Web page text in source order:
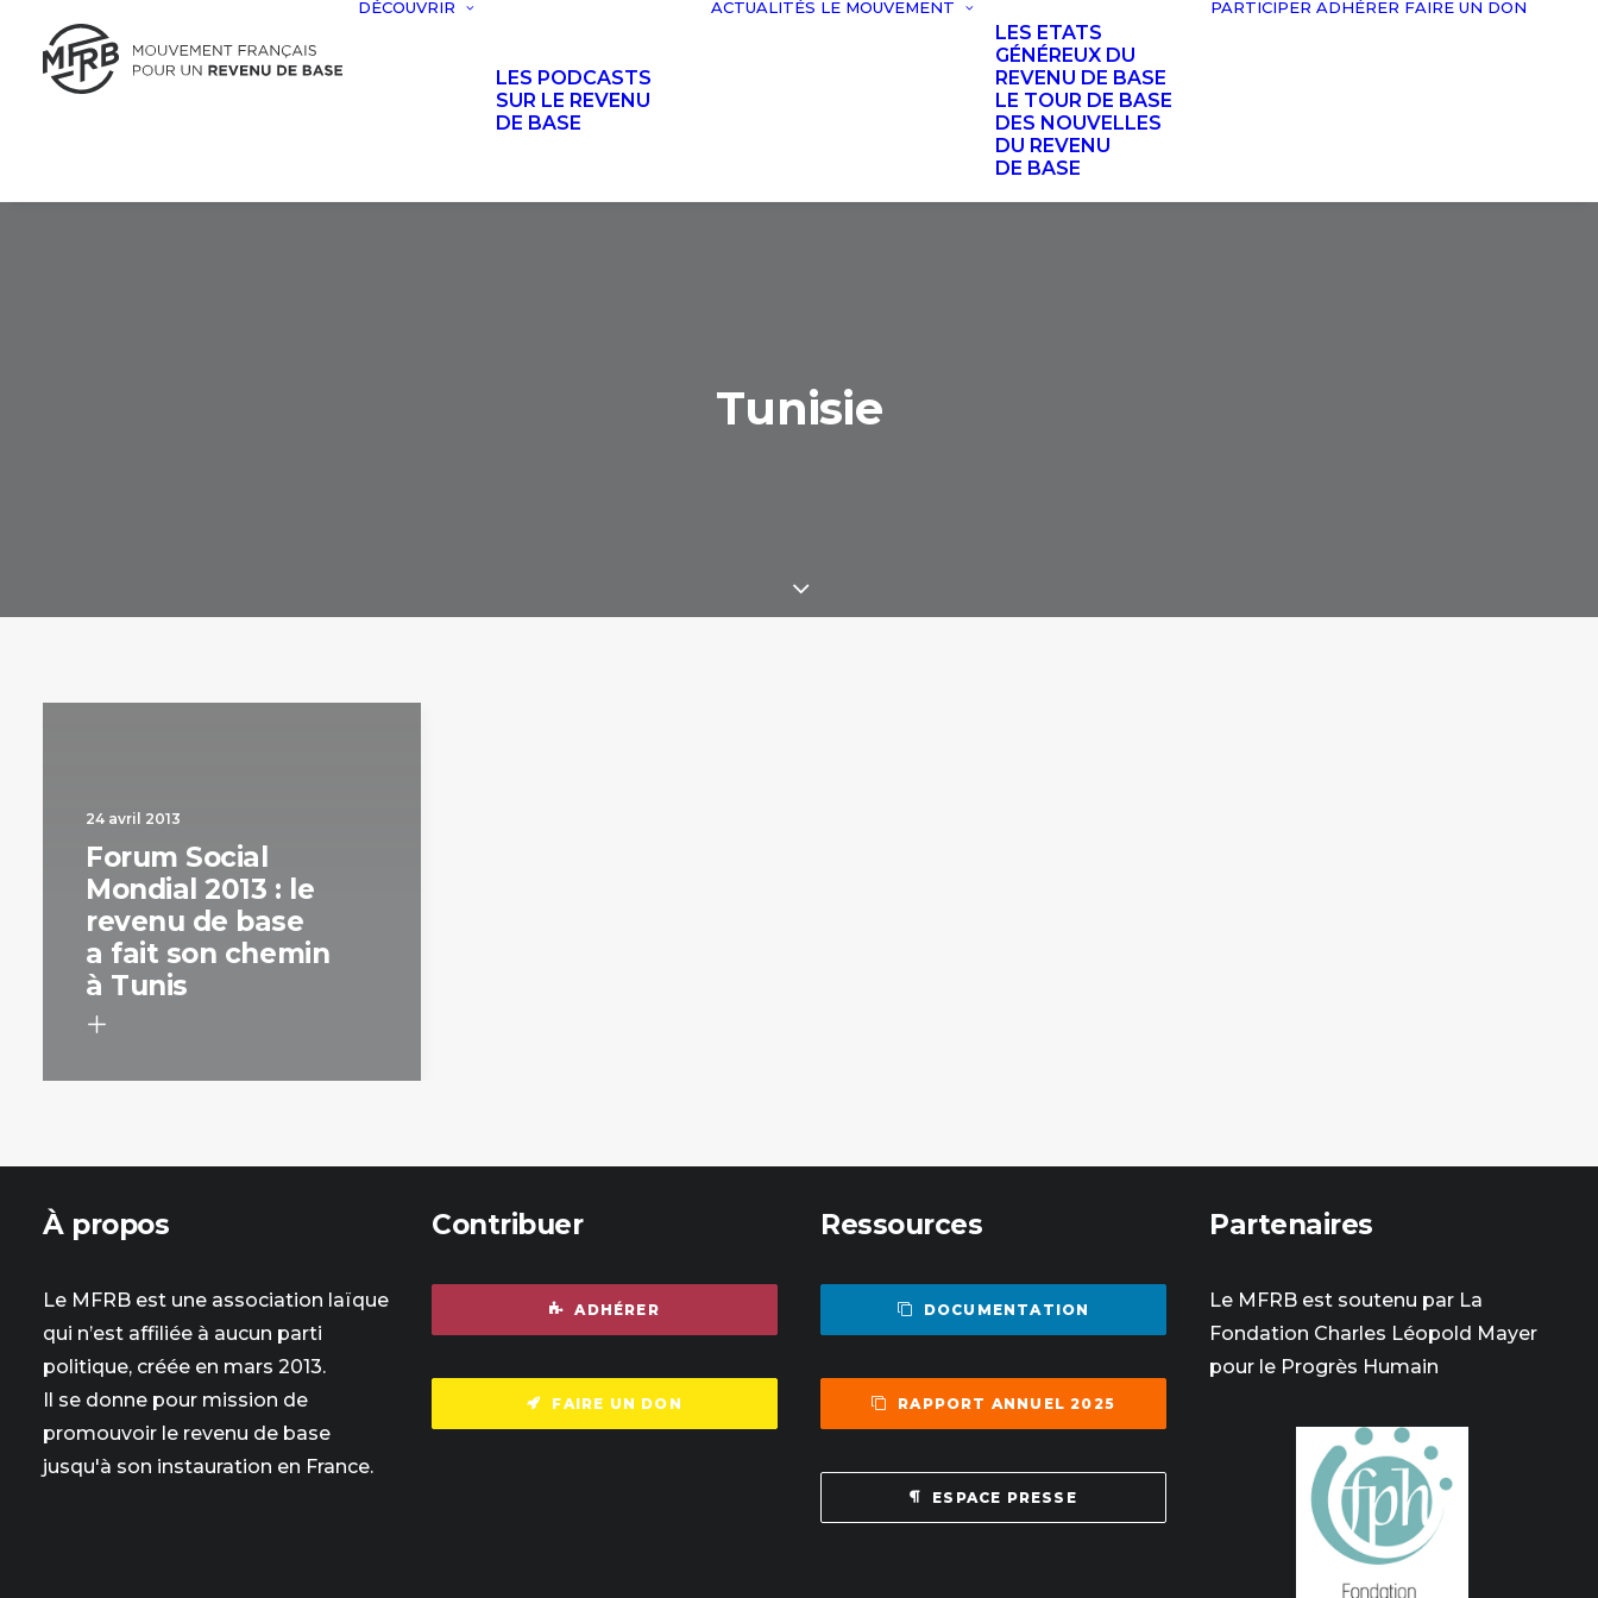
DÉCOUVRIR
LES PODCASTS
SUR LE REVENU
DE BASE
ACTUALITÉS LE MOUVEMENT
LES ETATS
GÉNÉREUX DU
REVENU DE BASE
LE TOUR DE BASE
DES NOUVELLES
DU REVENU
DE BASE
PARTICIPER ADHÉRER FAIRE UN DON
Tunisie
24 avril 2013
Forum Social
Mondial 2013 : le
revenu de base
a fait son chemin
à Tunis
À propos
Le MFRB est une association laïque
qui n’est affiliée à aucun parti
politique, créée en mars 2013.
Il se donne pour mission de
promouvoir le revenu de base
jusqu'à son instauration en France.
Contribuer
ADHÉRER
FAIRE UN DON
Ressources
DOCUMENTATION
RAPPORT ANNUEL 2025
ESPACE PRESSE
Partenaires
Le MFRB est soutenu par La
Fondation Charles Léopold Mayer
pour le Progrès Humain